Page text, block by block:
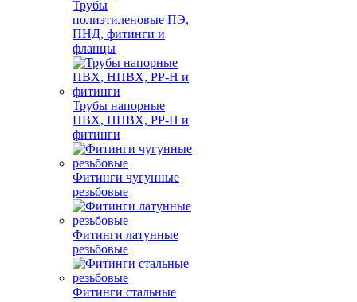
Трубы
полиэтиленовые ПЭ,
ПНД, фитинги и
фланцы
Трубы напорные
ПВХ, НПВХ, PP-H и
фитинги
Фитинги чугунные
резьбовые
Фитинги латунные
резьбовые
Фитинги стальные